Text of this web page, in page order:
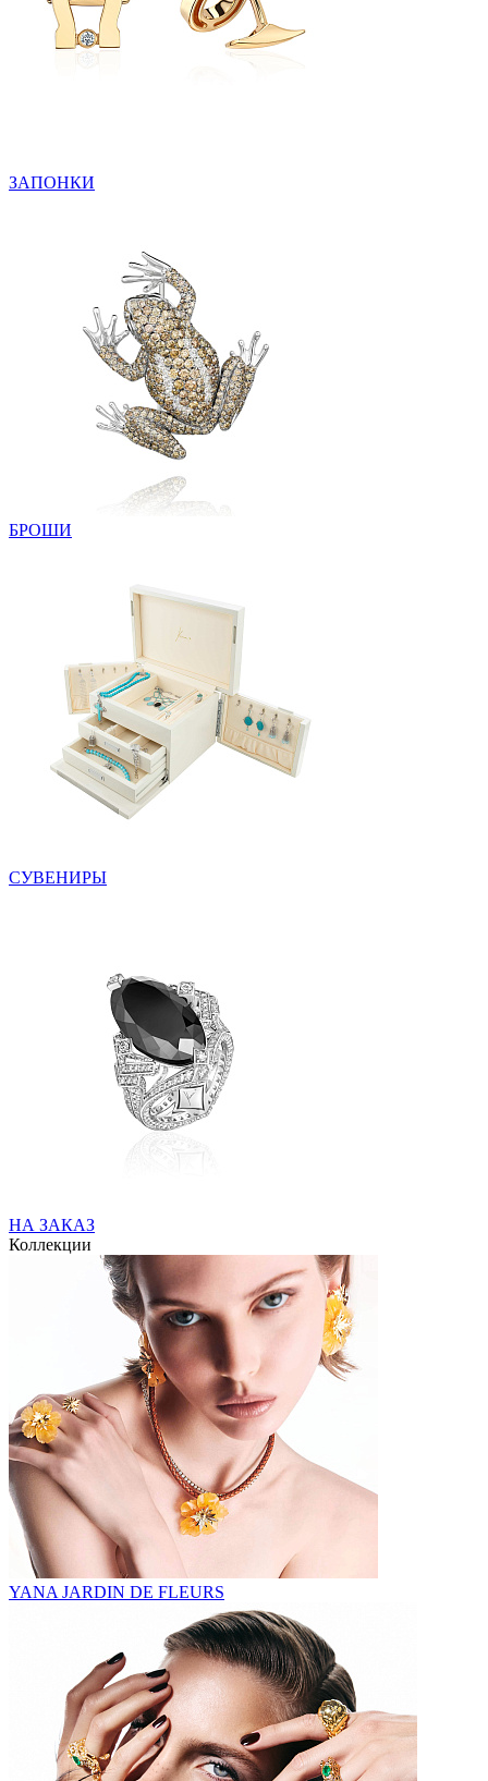
ЗАПОНКИ
БРОШИ
СУВЕНИРЫ
НА ЗАКАЗ
Коллекции
YANA JARDIN DE FLEURS